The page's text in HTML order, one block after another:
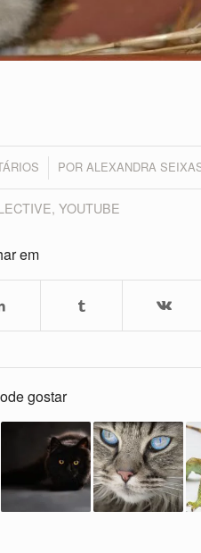
POR ALEXANDRA
,YOUTUBE
em
gostar